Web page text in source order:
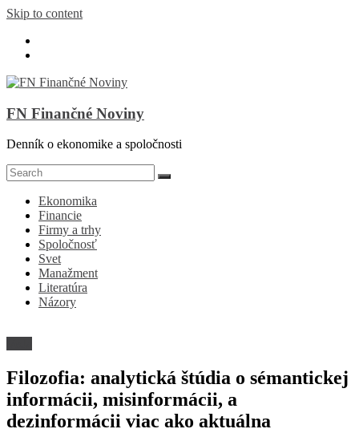
Skip to content
FN Finančné Noviny
Denník o ekonomike a spoločnosti
Ekonomika
Financie
Firmy a trhy
Spoločnosť
Svet
Manažment
Literatúra
Názory
Filozofia: analytická štúdia o sémantickej
informácii, misinformácii, a
dezinformácii viac ako aktuálna